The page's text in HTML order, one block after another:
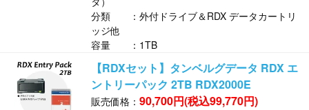
分類 ：外付ドライブ＆RDX データカートリ
ッジ他
容量 ：1TB
【RDXセット】タンベルグデータ RDX エ
ントリーパック 2TB RDX2000E
販売価格： 90,700円(税込99,770円)